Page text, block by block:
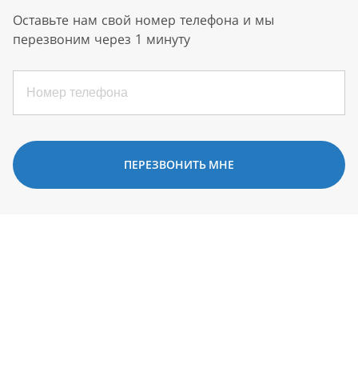
Оставьте нам свой номер телефона и мы
перезвоним через 1 минуту
ПЕРЕЗВОНИТЬ МНЕ